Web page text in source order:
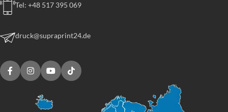
Tel: +48 517 395 069
druck@supraprint24.de